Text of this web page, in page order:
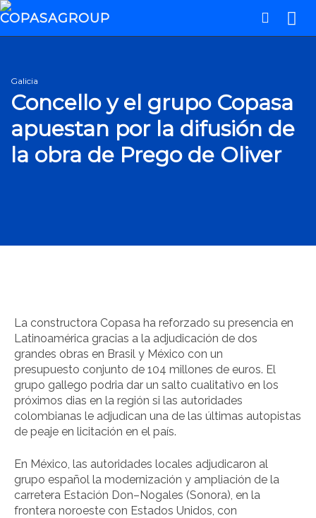
Galicia
Concello y el grupo Copasa
apuestan por la difusión de
la obra de Prego de Oliver
La constructora Copasa ha reforzado su presencia en
Latinoamérica gracias a la adjudicación de dos
grandes obras en Brasil y México con un
presupuesto conjunto de 104 millones de euros. El
grupo gallego podria dar un salto cualitativo en los
próximos dias en la región si las autoridades
colombianas le adjudican una de las últimas autopistas
de peaje en licitación en el país.
En México, las autoridades locales adjudicaron al
grupo español la modernización y ampliación de la
carretera Estación Don–Nogales (Sonora), en la
frontera noroeste con Estados Unidos, con